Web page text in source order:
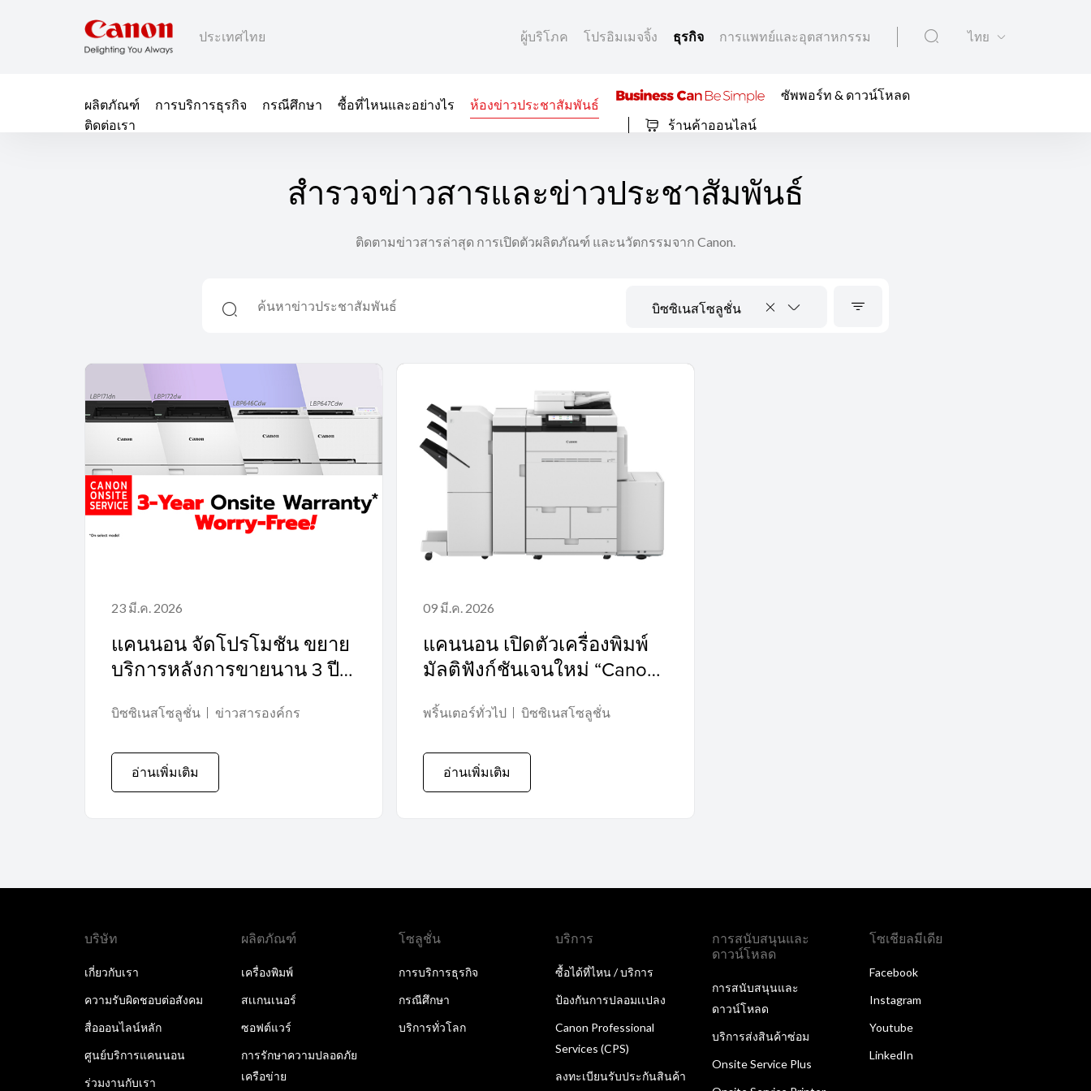
ประเทศไทย ผู้บริโภค โปรอิมเมจจิ้ง ธุรกิจ การแพทย์และอุตสาหกรรม ไทย
ผลิตภัณฑ์ การบริการธุรกิจ กรณีศึกษา ซื้อที่ไหนและอย่างไร
ห้องข่าวประชาสัมพันธ์
ติดต่อเรา
ซัพพอร์ท & ดาวน์โหลด
ร้านค้าออนไลน์
สำรวจข่าวสารและข่าวประชาสัมพันธ์
ติดตามข่าวสารล่าสุด การเปิดตัวผลิตภัณฑ์ และนวัตกรรมจาก Canon.
บิซซิเนสโซลูชั่น
23 มี.ค. 2026
แคนนอน จัดโปรโมชัน ขยาย
บริการหลังการขายนาน 3 ปี
ฮิต
บิซซิเนสโซลูชั่น ข่าวสารองค์กร
อ่านเพิ่มเติม
09 มี.ค. 2026
แคนนอน เปิดตัวเครื่องพิมพ์
มัลติฟังก์ชันเจนใหม่ “Canon
พริ้นเตอร์ทั่วไป บิซซิเนสโซลูชั่น
อ่านเพิ่มเติม
บริษัท
เกี่ยวกับเรา
ความรับผิดชอบต่อสังคม
สื่อออนไลน์หลัก
ศูนย์บริการแคนนอน
ร่วมงานกับเรา
ผลิตภัณฑ์
เครื่องพิมพ์
สเเกนเนอร์
ซอฟต์แวร์
การรักษาความปลอดภัย
เครือข่าย
โซลูชั่น
การบริการธุรกิจ
กรณีศึกษา
บริการทั่วโลก
บริการ
ซื้อได้ที่ไหน / บริการ
ป้องกันการปลอมเเปลง
Canon Professional
Services (CPS)
ลงทะเบียนรับประกันสินค้า
การสนับสนุนและ
ดาวน์โหลด
การสนับสนุนและ
ดาวน์โหลด
บริการส่งสินค้าซ่อม
Onsite Service Plus
โซเชียลมีเดีย
Facebook
Instagram
Youtube
LinkedIn